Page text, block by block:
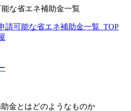
な省エネ補助金一覧
請可能な省エネ補助金一覧_TOP
金とはどのようなものか